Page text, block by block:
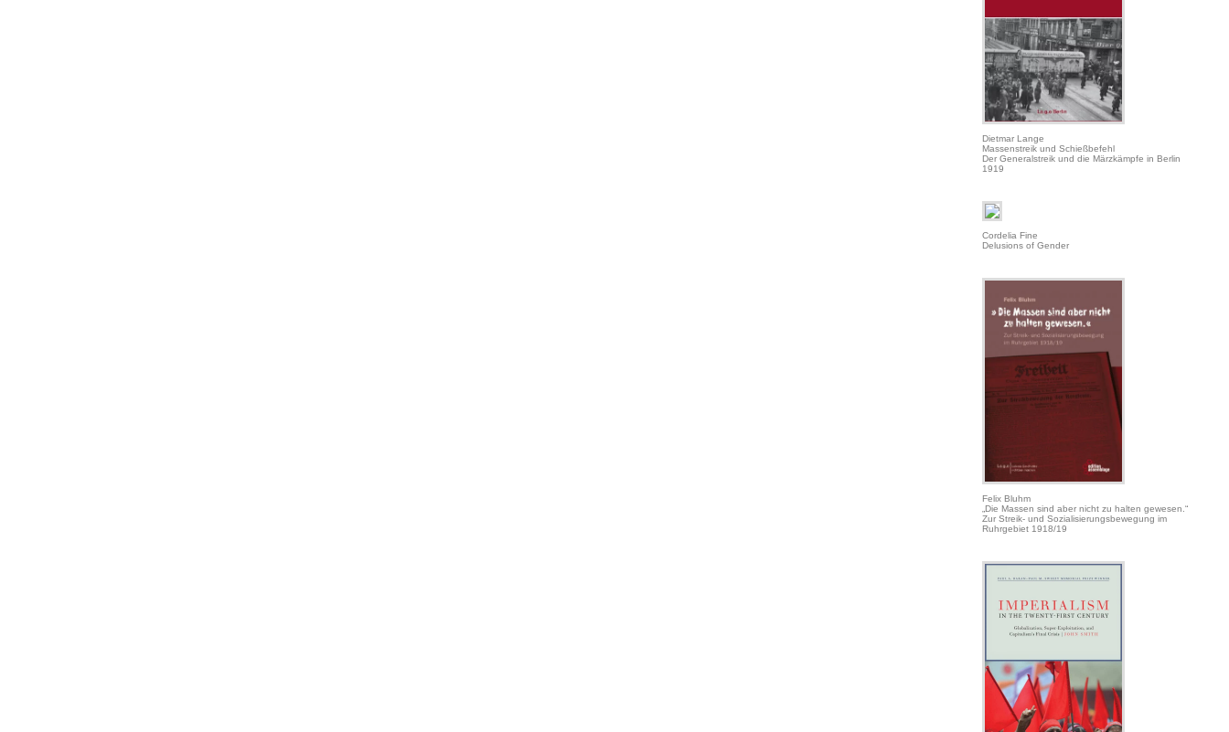
Dietmar Lange
Massenstreik und Schießbefehl
Der Generalstreik und die Märzkämpfe in Berlin
1919
Cordelia Fine
Delusions of Gender
Felix Bluhm
„Die Massen sind aber nicht zu halten gewesen.“
Zur Streik- und Sozialisierungsbewegung im
Ruhrgebiet 1918/19